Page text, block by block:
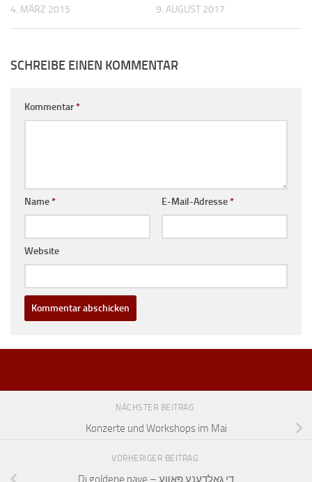
4. MÄRZ 2015 9. AUGUST 2017
SCHREIBE EINEN KOMMENTAR
Kommentar*
Name* E-Mail-Adresse*
Website
NÄCHSTER BEITRAG
Konzerte und Workshops im Mai
VORHERIGER BEITRAG
Di goldene pave – די גאָלדענע פּאװע